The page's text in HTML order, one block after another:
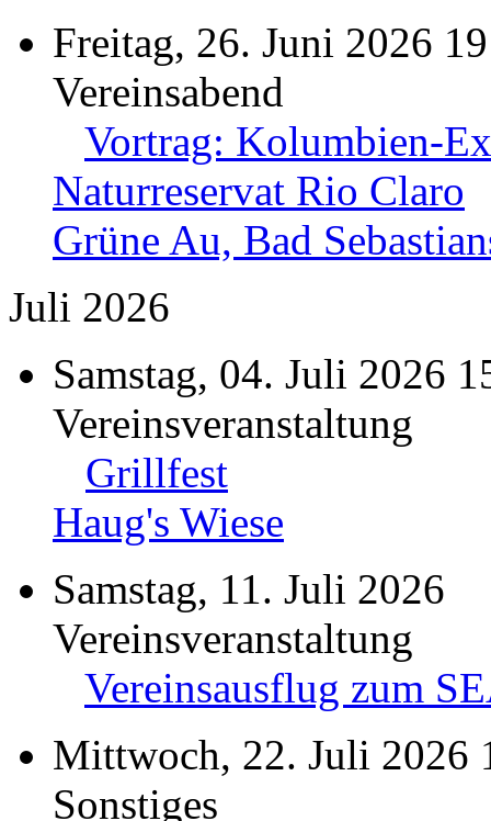
Freitag, 26. Juni 2026
Vereinsabend
Vortrag: Kolumbien-
Naturreservat Rio Claro
Grüne Au, Bad
Juli 2026
Samstag, 04. Juli 2026
Vereinsveranstaltung
Grillfest
Haug's Wiese
Samstag, 11. Juli 2026
Vereinsveranstaltung
Vereinsausflug zum
Mittwoch, 22. Juli 2026
Sonstiges